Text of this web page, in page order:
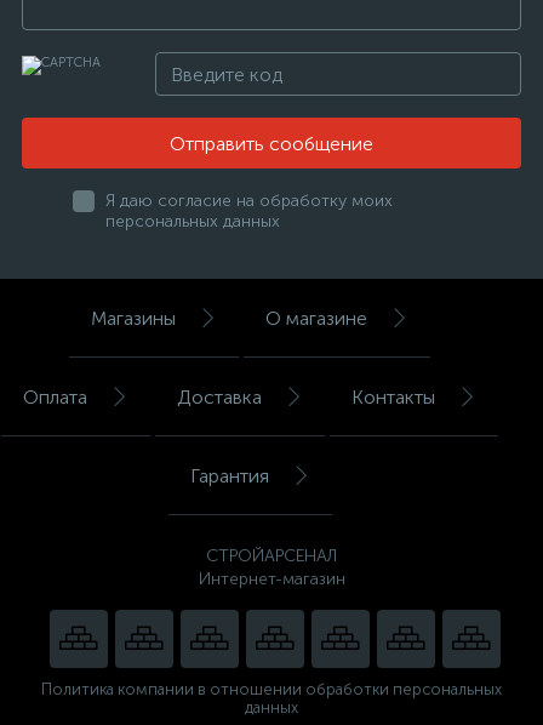
Отправить сообщение
Я даю согласие на обработку моих
персональных данных
Магазины О магазине
Оплата Доставка Контакты
Гарантия
СТРОЙАРСЕНАЛ
Интернет-магазин
Политика компании в отношении обработки персональных
данных